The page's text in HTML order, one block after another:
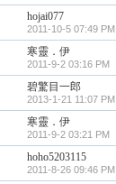
hojai077
2011-10-5 07:49 PM
寒靈．伊
2011-9-2 03:16 PM
碧驚目一郎
2013-1-21 11:07 PM
寒靈．伊
2011-9-2 03:21 PM
hoho5203115
2011-8-26 09:46 PM